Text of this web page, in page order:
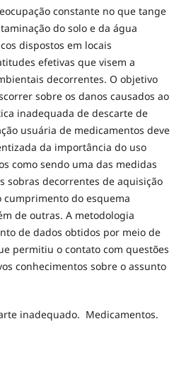
constante no que tange
do solo e da água
dispostos em locais
efetivas que visem a
decorrentes. O objetivo
sobre os danos causados ao
inadequada de descarte de
usuária de medicamentos deve
da importância do uso
como sendo uma das medidas
sobras decorrentes de aquisição
cumprimento do esquema
de outras. A metodologia
de dados obtidos por meio de
permitiu o contato com questões
conhecimentos sobre o assunto
inadequado. Medicamentos.